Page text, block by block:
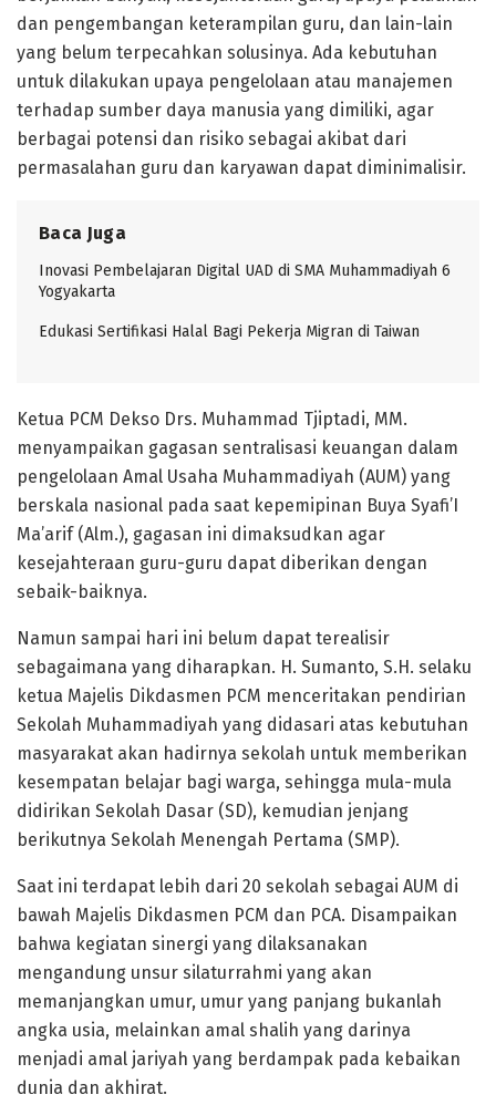
dan pengembangan keterampilan guru, dan lain-lain
yang belum terpecahkan solusinya. Ada kebutuhan
untuk dilakukan upaya pengelolaan atau manajemen
terhadap sumber daya manusia yang dimiliki, agar
berbagai potensi dan risiko sebagai akibat dari
permasalahan guru dan karyawan dapat diminimalisir.
Baca Juga
Inovasi Pembelajaran Digital UAD di SMA Muhammadiyah 6
Yogyakarta
Edukasi Sertifikasi Halal Bagi Pekerja Migran di Taiwan
Ketua PCM Dekso Drs. Muhammad Tjiptadi, MM.
menyampaikan gagasan sentralisasi keuangan dalam
pengelolaan Amal Usaha Muhammadiyah (AUM) yang
berskala nasional pada saat kepemipinan Buya Syafi’I
Ma’arif (Alm.), gagasan ini dimaksudkan agar
kesejahteraan guru-guru dapat diberikan dengan
sebaik-baiknya.
Namun sampai hari ini belum dapat terealisir
sebagaimana yang diharapkan. H. Sumanto, S.H. selaku
ketua Majelis Dikdasmen PCM menceritakan pendirian
Sekolah Muhammadiyah yang didasari atas kebutuhan
masyarakat akan hadirnya sekolah untuk memberikan
kesempatan belajar bagi warga, sehingga mula-mula
didirikan Sekolah Dasar (SD), kemudian jenjang
berikutnya Sekolah Menengah Pertama (SMP).
Saat ini terdapat lebih dari 20 sekolah sebagai AUM di
bawah Majelis Dikdasmen PCM dan PCA. Disampaikan
bahwa kegiatan sinergi yang dilaksanakan
mengandung unsur silaturrahmi yang akan
memanjangkan umur, umur yang panjang bukanlah
angka usia, melainkan amal shalih yang darinya
menjadi amal jariyah yang berdampak pada kebaikan
dunia dan akhirat.